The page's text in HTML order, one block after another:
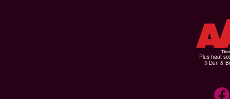
Plus haut
© Dun &